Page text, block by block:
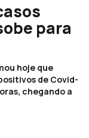
para
hoje que
de Covid-
chegando a